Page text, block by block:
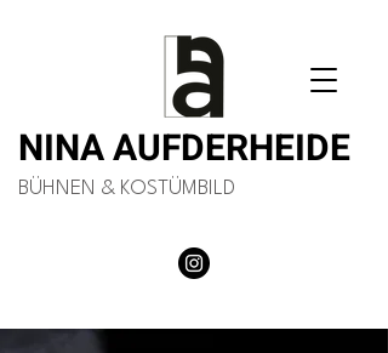
NINA AUFDERHEIDE
BÜHNEN & KOSTÜMBILD